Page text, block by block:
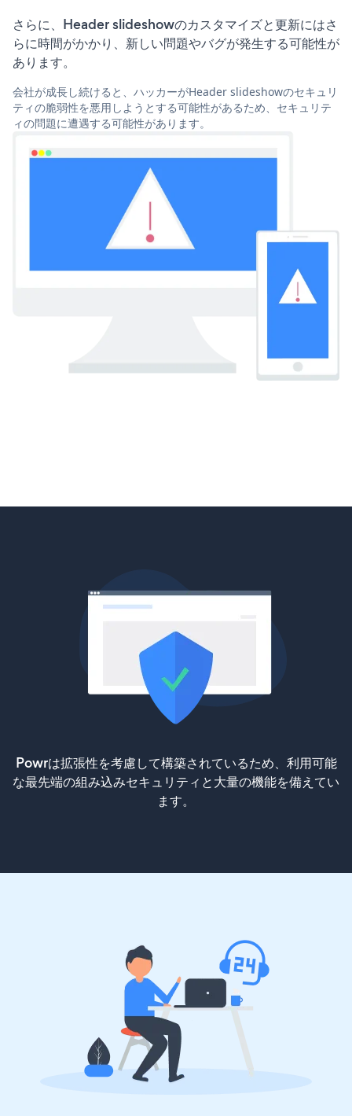
さらに、Header slideshowのカスタマイズと更新にはさ
らに時間がかかり、新しい問題やバグが発生する可能性が
あります。
会社が成長し続けると、ハッカーがHeader slideshowのセキュリ
ティの脆弱性を悪用しようとする可能性があるため、セキュリテ
ィの問題に遭遇する可能性があります。
Powrは拡張性を考慮して構築されているため、利用可能
な最先端の組み込みセキュリティと大量の機能を備えてい
ます。